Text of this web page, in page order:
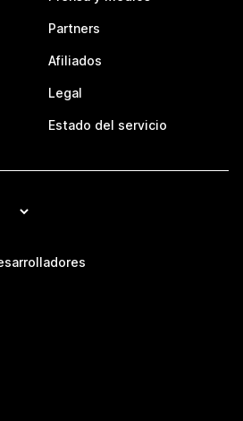
Partners
Afiliados
Legal
Estado del servicio